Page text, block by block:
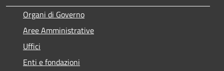
Organi di Governo
Aree Amministrative
Uffici
Enti e fondazioni